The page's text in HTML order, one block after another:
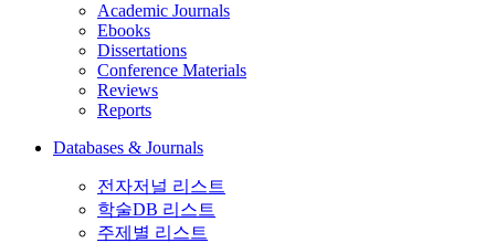
Academic Journals
Ebooks
Dissertations
Conference Materials
Reviews
Reports
Databases & Journals
전자저널 리스트
학술DB 리스트
주제별 리스트